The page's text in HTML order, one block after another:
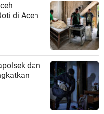
di Aceh
dan